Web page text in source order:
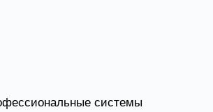
системы